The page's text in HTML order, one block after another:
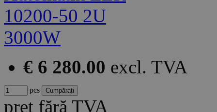
€ 6 280.00 excl. TVA
pcs
preț fără TVA